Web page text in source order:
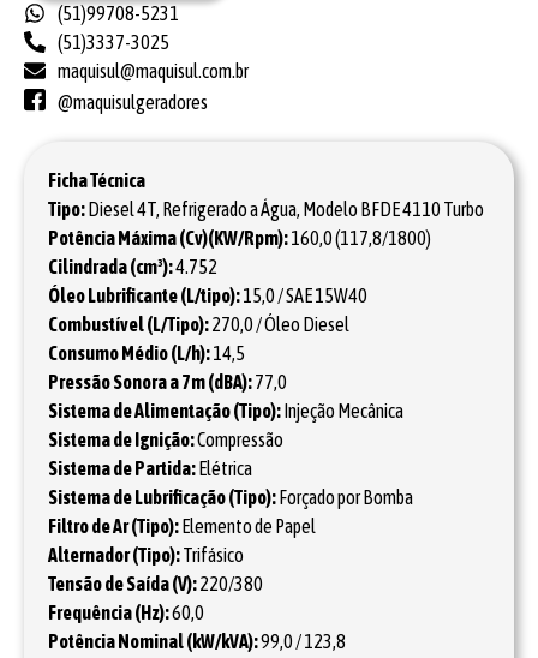
(51)99708-5231
(51)3337-3025
maquisul@maquisul.com.br
@maquisulgeradores
Ficha Técnica
Tipo:Diesel 4T, Refrigerado a Água, Modelo BFDE 4110 Turbo
Potência Máxima (Cv)(KW/Rpm):160,0 (117,8/1800)
Cilindrada (cm³):4.752
Óleo Lubrificante (L/tipo):15,0 / SAE 15W40
Combustível (L/Tipo):270,0 / Óleo Diesel
Consumo Médio (L/h):14,5
Pressão Sonora a 7m (dBA):77,0
Sistema de Alimentação (Tipo):Injeção Mecânica
Sistema de Ignição:Compressão
Sistema de Partida:Elétrica
Sistema de Lubrificação (Tipo):Forçado por Bomba
Filtro de Ar (Tipo):Elemento de Papel
Alternador (Tipo):Trifásico
Tensão de Saída (V):220/380
Frequência (Hz):60,0
Potência Nominal (kW/kVA):99,0 / 123,8